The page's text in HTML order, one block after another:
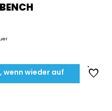
wenn wieder auf
favorite